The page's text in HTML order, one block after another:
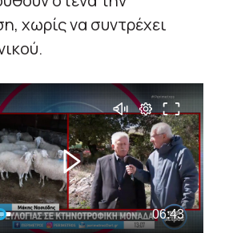
χωρίς να συντρέχει